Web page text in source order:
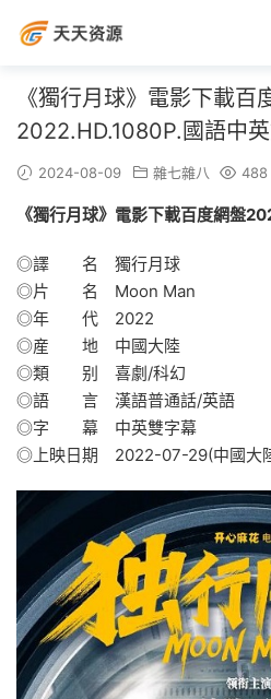
《獨行月球》電影下載百
2022.HD.1080P.國語中
2024-08-09 雜七雜八 488
《獨行月球》電影下載百度網盤
◎譯 名 獨行月球
◎片 名 Moon Man
◎年 代 2022
◎産 地 中國大陸
◎類 别 喜劇/科幻
◎語 言 漢語普通話/英語
◎字 幕 中英雙字幕
◎上映日期 2022-07-29(中國大